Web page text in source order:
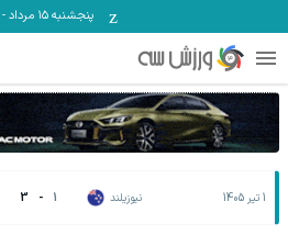
پنجشنبه ۱۵ مرداد -
1 تیر 1405 نیوزیلند 1
-
3